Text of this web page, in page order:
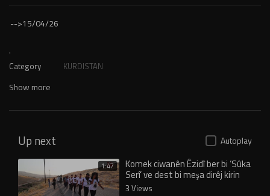
-->15/04/26
.
Category KURDISTAN
Show more
Up next Autoplay
1:47 Komek ciwanên Êzidî ber bi ‘Sûka
Serî’ ve dest bi meşa dirêj kirin
3 Views